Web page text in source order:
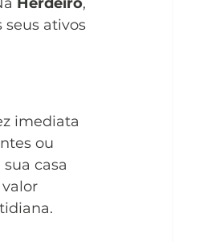
ativos
imediata
ou
casa